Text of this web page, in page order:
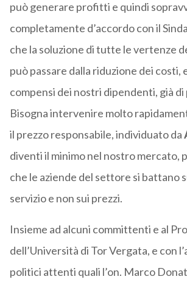
può generare profitti e quindi
completamente d’accordo con il
che la soluzione di tutte le vertenze
può passare dalla riduzione dei costi,
compensi dei nostri dipendenti, già di
Bisogna intervenire molto
il prezzo responsabile, individuato da
diventi il minimo nel nostro mercato,
che le aziende del settore si battano
servizio e non sui prezzi.
Insieme ad alcuni committenti e al
dell’Università di Tor Vergata, e con
politici attenti quali l’on. Marco